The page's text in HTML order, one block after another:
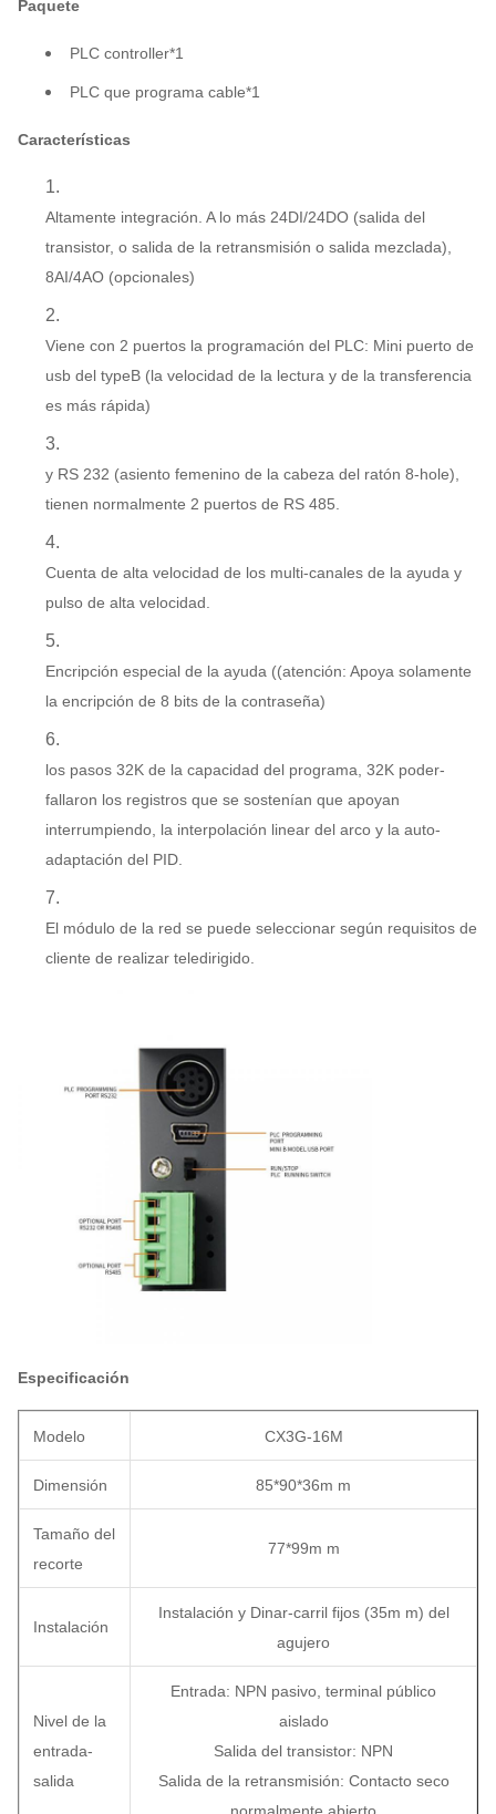
Paquete
PLC controller*1
PLC que programa cable*1
Características
Altamente integración. A lo más 24DI/24DO (salida del
transistor, o salida de la retransmisión o salida mezclada),
8AI/4AO (opcionales)
Viene con 2 puertos la programación del PLC: Mini puerto de
usb del typeB (la velocidad de la lectura y de la transferencia
es más rápida)
y RS 232 (asiento femenino de la cabeza del ratón 8-hole),
tienen normalmente 2 puertos de RS 485.
Cuenta de alta velocidad de los multi-canales de la ayuda y
pulso de alta velocidad.
Encripción especial de la ayuda ((atención: Apoya solamente
la encripción de 8 bits de la contraseña)
los pasos 32K de la capacidad del programa, 32K poder-
fallaron los registros que se sostenían que apoyan
interrumpiendo, la interpolación linear del arco y la auto-
adaptación del PID.
El módulo de la red se puede seleccionar según requisitos de
cliente de realizar teledirigido.
Especificación
Modelo CX3G-16M
Dimensión 85*90*36m m
Tamaño del
recorte
77*99m m
Instalación
Instalación y Dinar-carril fijos (35m m) del
agujero
Nivel de la
entrada-
salida
Entrada: NPN pasivo, terminal público
aislado
Salida del transistor: NPN
Salida de la retransmisión: Contacto seco